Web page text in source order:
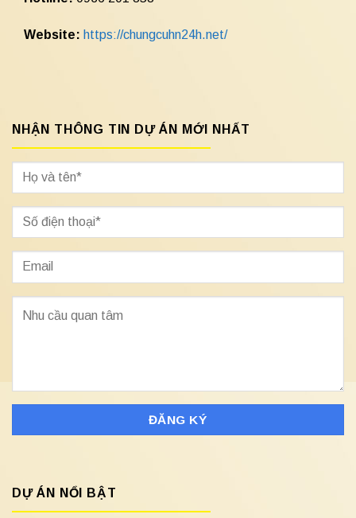
Website: https://chungcuhn24h.net/
NHẬN THÔNG TIN DỰ ÁN MỚI NHẤT
DỰ ÁN NỔI BẬT